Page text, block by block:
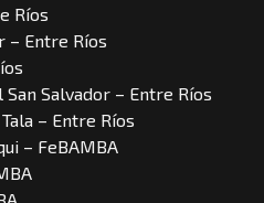
Ríos
– Entre Ríos
Salvador – Entre Ríos
– Entre Ríos
– FeBAMBA